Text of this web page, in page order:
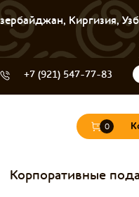
Киргизия,
+7 (921) 547-77-83
0
Корпоративные